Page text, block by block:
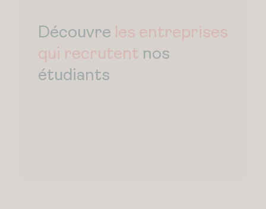
Découvre les entreprises
qui recrutent nos
étudiants